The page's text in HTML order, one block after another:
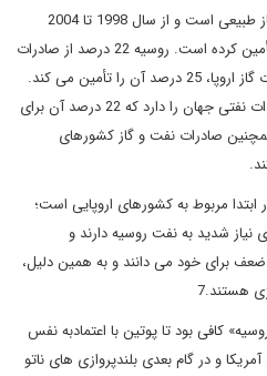
این کشور تولیدکننده ی برجسته ی گاز طبیعی است و از سال 1998 تا 2004
نزدیک به 48 درصد از نفت جهان را تأمین کرده است. روسیه 22 درصد از صادرات
گاز طبیعی را دارد و از 40 درصد واردات گاز اروپا، 25 درصد آن را تأمین می کند.
همچنین این کشور 12 درصد از تولیدات نفتی جهان را دارد که 22 درصد آن برای
صادرات نفت و گاز کشورهای
مربوط به کشورهای اروپایی است؛
شدید به نفت روسیه دارند و
برای خود می دانند و به همین دلیل،
هستند.7
کافی بود تا پوتین با اعتمادبه نفس
و در گام بعدی بلندپروازی های ناتو